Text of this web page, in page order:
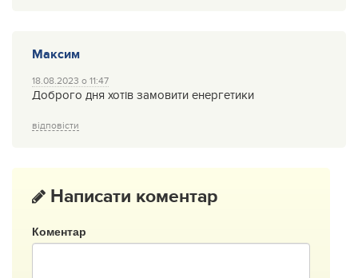
Максим
18.08.2023 о 11:47
Доброго дня хотів замовити енергетики
відповісти
Написати коментар
Коментар